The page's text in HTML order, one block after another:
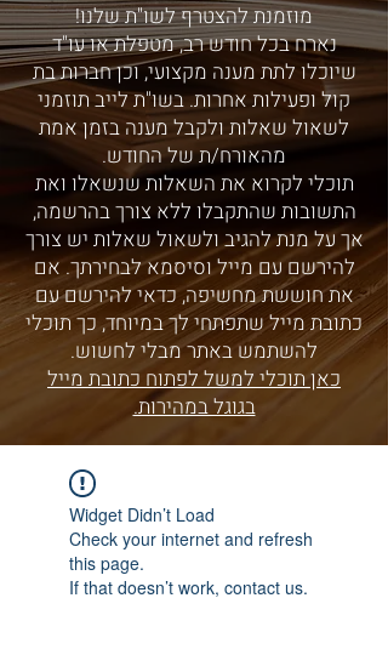
מוזמנת להצטרף לשו"ת שלנו!
נארח בכל חודש רב, מטפלת או עו"ד
שיוכלו לתת מענה מקצועי, וכן חברות בת
קול ופעילות אחרות. בשו"ת לייב תוזמני
לשאול שאלות ולקבל מענה בזמן אמת
מהאורח/ת של החודש.
תוכלי לקרוא את השאלות שנשאלו ואת
התשובות שהתקבלו ללא צורך בהרשמה,
אך על מנת להגיב ולשאול שאלות יש צורך
להירשם עם מייל וסיסמא לבחירתך. אם
את חוששת מחשיפה, כדאי להירשם עם
כתובת מייל שתפתחי לך במיוחד, כך תוכלי
להשתמש באתר מבלי לחשוש.
כאן תוכלי למשל לפתוח כתובת מייל
בגוגל במהירות.
Widget Didn’t Load
Check your internet and refresh
this page.
If that doesn’t work, contact us.